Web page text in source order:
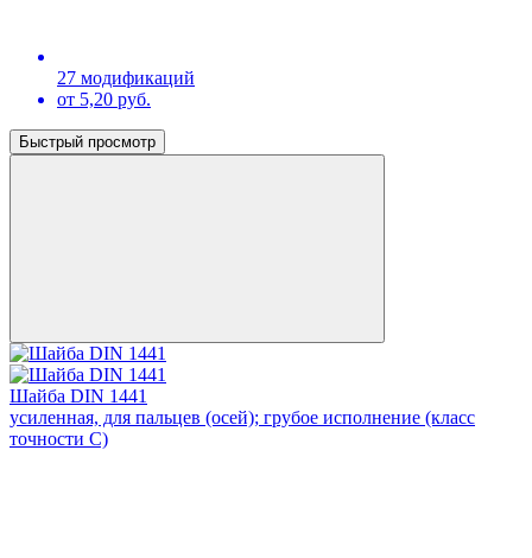
27 модификаций
от 5,20 руб.
Быстрый просмотр
Шайба DIN 1441
усиленная, для пальцев (осей); грубое исполнение (класс
точности С)